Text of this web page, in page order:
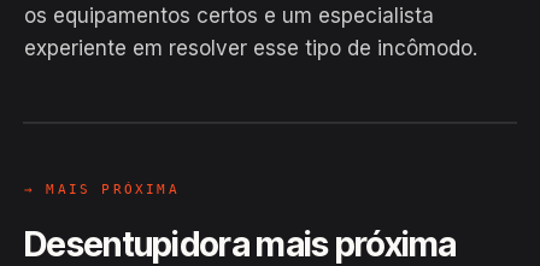
os equipamentos certos e um especialista
experiente em resolver esse tipo de incômodo.
EM CAMPO
Hiroshiro · Rua Rubens José
→ MAIS PRÓXIMA
Desentupidora mais próxima